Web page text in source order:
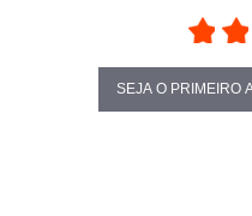
SEJA O PRIMEIRO